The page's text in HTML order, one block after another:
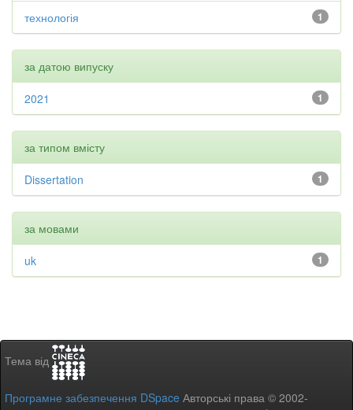
1
технологія
за датою випуску
1
2021
за типом вмісту
1
Dissertation
за мовами
1
uk
Тема від
Програмне забезпечення DSpace Авторські права © 2002-